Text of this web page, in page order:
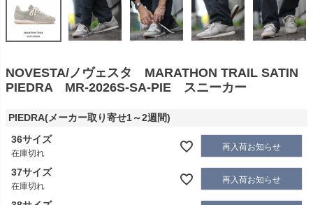
NOVESTA/ノヴェスタ MARATHON TRAIL SATIN
PIEDRA MR-2026S-SA-PIE スニーカー
PIEDRA(メーカー取り寄せ1～2週間)
36サイズ
在庫切れ
再入荷お知らせ
37サイズ
在庫切れ
再入荷お知らせ